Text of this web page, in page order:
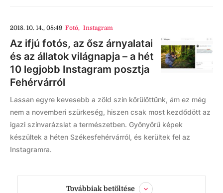
2018. 10. 14., 08:49 Fotó, Instagram
Az ifjú fotós, az ősz árnyalatai
és az állatok világnapja – a hét
10 legjobb Instagram posztja
Fehérvárról
Lassan egyre kevesebb a zöld szín körülöttünk, ám ez még
nem a novemberi szürkeség, hiszen csak most kezdődött az
igazi színvarázslat a természetben. Gyönyörű képek
készültek a héten Székesfehérvárról, és kerültek fel az
Instagramra.
Továbbiak betöltése